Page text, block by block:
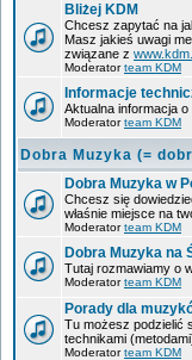
Bliżej KDM
Chcesz zapytać na
Masz jakieś uwagi
związane z
Moderatorteam KDM
Informacje
Aktualna informacja
Moderatorteam KDM
Dobra Muzyka (=
Dobra Muzyka w
Chcesz się
właśnie miejsce na
Moderatorteam KDM
Dobra Muzyka na
Tutaj rozmawiamy o
Moderatorteam KDM
Porady dla
Tu możesz podzielić
technikami
Moderatorteam KDM